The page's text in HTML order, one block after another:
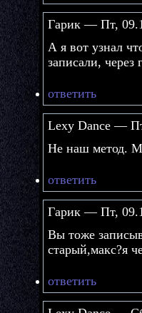
Гарик — Пт,
А я вот узнал
записали, через
ответить
Lexy Dance —
Не наш метод.
ответить
Гарик — Пт,
Вы тоже
старый,макс?я
ответить